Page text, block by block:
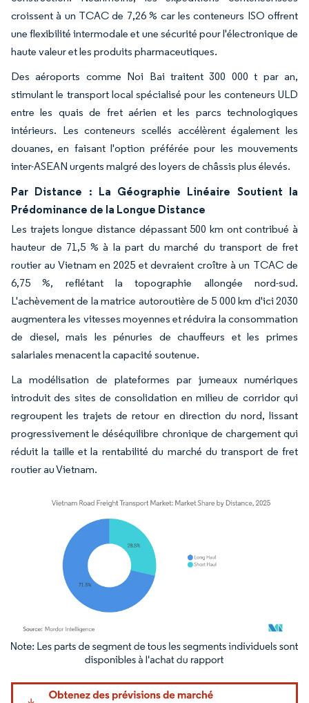
croissent à un TCAC de 7,26 % car les conteneurs ISO offrent
une flexibilité intermodale et une sécurité pour l'électronique de
haute valeur et les produits pharmaceutiques.
Des aéroports comme Noi Bai traitent 300 000 t par an,
stimulant le transport local spécialisé pour les conteneurs ULD
entre les quais de fret aérien et les parcs technologiques
intérieurs. Les conteneurs scellés accélèrent également les
douanes, en faisant l'option préférée pour les mouvements
inter-ASEAN urgents malgré des loyers de châssis plus élevés.
Par Distance : La Géographie Linéaire Soutient la
Prédominance de la Longue Distance
Les trajets longue distance dépassant 500 km ont contribué à
hauteur de 71,5 % à la part du marché du transport de fret
routier au Vietnam en 2025 et devraient croître à un TCAC de
6,75 %, reflétant la topographie allongée nord-sud.
L'achèvement de la matrice autoroutière de 5 000 km d'ici 2030
augmentera les vitesses moyennes et réduira la consommation
de diesel, mais les pénuries de chauffeurs et les primes
salariales menacent la capacité soutenue.
La modélisation de plateformes par jumeaux numériques
introduit des sites de consolidation en milieu de corridor qui
regroupent les trajets de retour en direction du nord, lissant
progressivement le déséquilibre chronique de chargement qui
réduit la taille et la rentabilité du marché du transport de fret
routier au Vietnam.
Image © Mordor Intelligence. La réutilisation nécessite une attribution sous CC BY